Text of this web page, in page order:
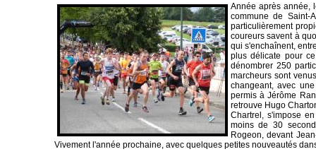
Année après année,
commune de
particulièrement
coureurs savent à
qui s'enchaînent,
plus délicate pour
dénombrer 250
marcheurs sont
changeant, avec
permis à Jérôme
retrouve Hugo
Chartrel, s'impose
moins de 30
Rogeon, devant
Vivement l'année prochaine, avec quelques petites nouveautés